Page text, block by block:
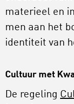
materieel en
men aan het
identiteit van
Cultuur met
De regeling